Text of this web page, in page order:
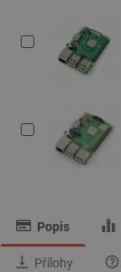
Popis
Přílohy